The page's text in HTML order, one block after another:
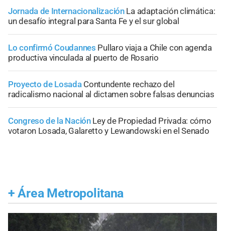
Jornada de Internacionalización La adaptación climática:
un desafío integral para Santa Fe y el sur global
Lo confirmó Coudannes Pullaro viaja a Chile con agenda
productiva vinculada al puerto de Rosario
Proyecto de Losada Contundente rechazo del
radicalismo nacional al dictamen sobre falsas denuncias
Congreso de la Nación Ley de Propiedad Privada: cómo
votaron Losada, Galaretto y Lewandowski en el Senado
+ Área Metropolitana